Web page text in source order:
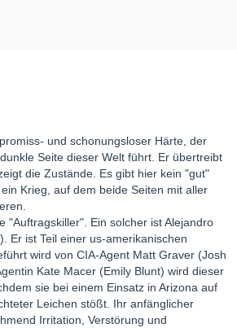
und schonungsloser Härte, der
Seite dieser Welt führt. Er übertreibt
die Zustände. Es gibt hier kein "gut"
Krieg, auf dem beide Seiten mit aller
"Auftragskiller". Ein solcher ist Alejandro
Er ist Teil einer us-amerikanischen
wird von CIA-Agent Matt Graver (Josh
Kate Macer (Emily Blunt) wird dieser
sie bei einem Einsatz in Arizona auf
Leichen stößt. Ihr anfänglicher
Irritation, Verstörung und